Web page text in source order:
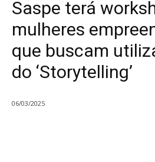
Saspe terá
mulheres
que buscam
do ‘Storytelling’
06/03/2025